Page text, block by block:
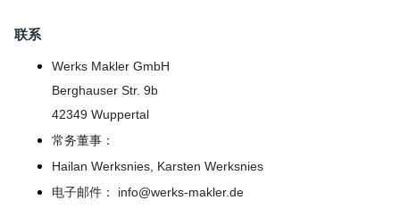
联系
Werks Makler GmbH
Berghauser Str. 9b
42349 Wuppertal
常务董事：
Hailan Werksnies, Karsten Werksnies
电子邮件： info@werks-makler.de